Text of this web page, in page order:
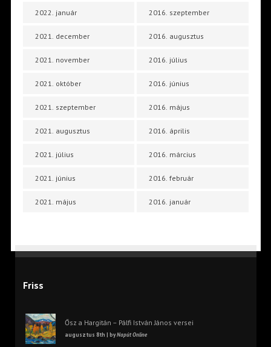
2022. január
2021. december
2021. november
2021. október
2021. szeptember
2021. augusztus
2021. július
2021. június
2021. május
2016. szeptember
2016. augusztus
2016. július
2016. június
2016. május
2016. április
2016. március
2016. február
2016. január
Friss
Ősz a Hargitán – Pálfi István János versei
augusztus 8th | byNapút Online